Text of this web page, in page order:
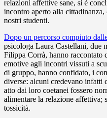
relazioni affettive sane, si è
incontro aperto alla
nostri studenti.
Dopo un percorso compiuto
psicologa Laura Castellani, due
Filippa Corrà, hanno raccontato
emotive agli incontri vissuti a
di gruppo, hanno confidato, i
diverse: alcuni credevano infatti
atto dai loro coetanei fossero
alimentare la relazione affettiva;
tossicità.